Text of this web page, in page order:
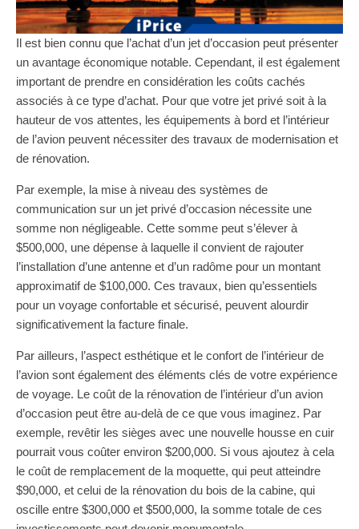
Il est bien connu que l’achat d’un jet d’occasion peut présenter
un avantage économique notable. Cependant, il est également
important de prendre en considération les coûts cachés
associés à ce type d’achat. Pour que votre jet privé soit à la
hauteur de vos attentes, les équipements à bord et l’intérieur
de l’avion peuvent nécessiter des travaux de modernisation et
de rénovation.
Par exemple, la mise à niveau des systèmes de
communication sur un jet privé d’occasion nécessite une
somme non négligeable. Cette somme peut s’élever à
$500,000, une dépense à laquelle il convient de rajouter
l’installation d’une antenne et d’un radôme pour un montant
approximatif de $100,000. Ces travaux, bien qu’essentiels
pour un voyage confortable et sécurisé, peuvent alourdir
significativement la facture finale.
Par ailleurs, l’aspect esthétique et le confort de l’intérieur de
l’avion sont également des éléments clés de votre expérience
de voyage. Le coût de la rénovation de l’intérieur d’un avion
d’occasion peut être au-delà de ce que vous imaginez. Par
exemple, revêtir les sièges avec une nouvelle housse en cuir
pourrait vous coûter environ $200,000. Si vous ajoutez à cela
le coût de remplacement de la moquette, qui peut atteindre
$90,000, et celui de la rénovation du bois de la cabine, qui
oscille entre $300,000 et $500,000, la somme totale de ces